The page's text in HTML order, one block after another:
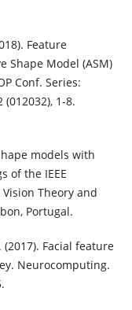
Feature
Shape Model (ASM)
Conf. Series:
1-8.
models with
of the IEEE
Theory and
Portugal.
(2017). Facial feature
Neurocomputing.